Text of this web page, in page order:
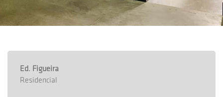
Ed. Figueira
Residencial